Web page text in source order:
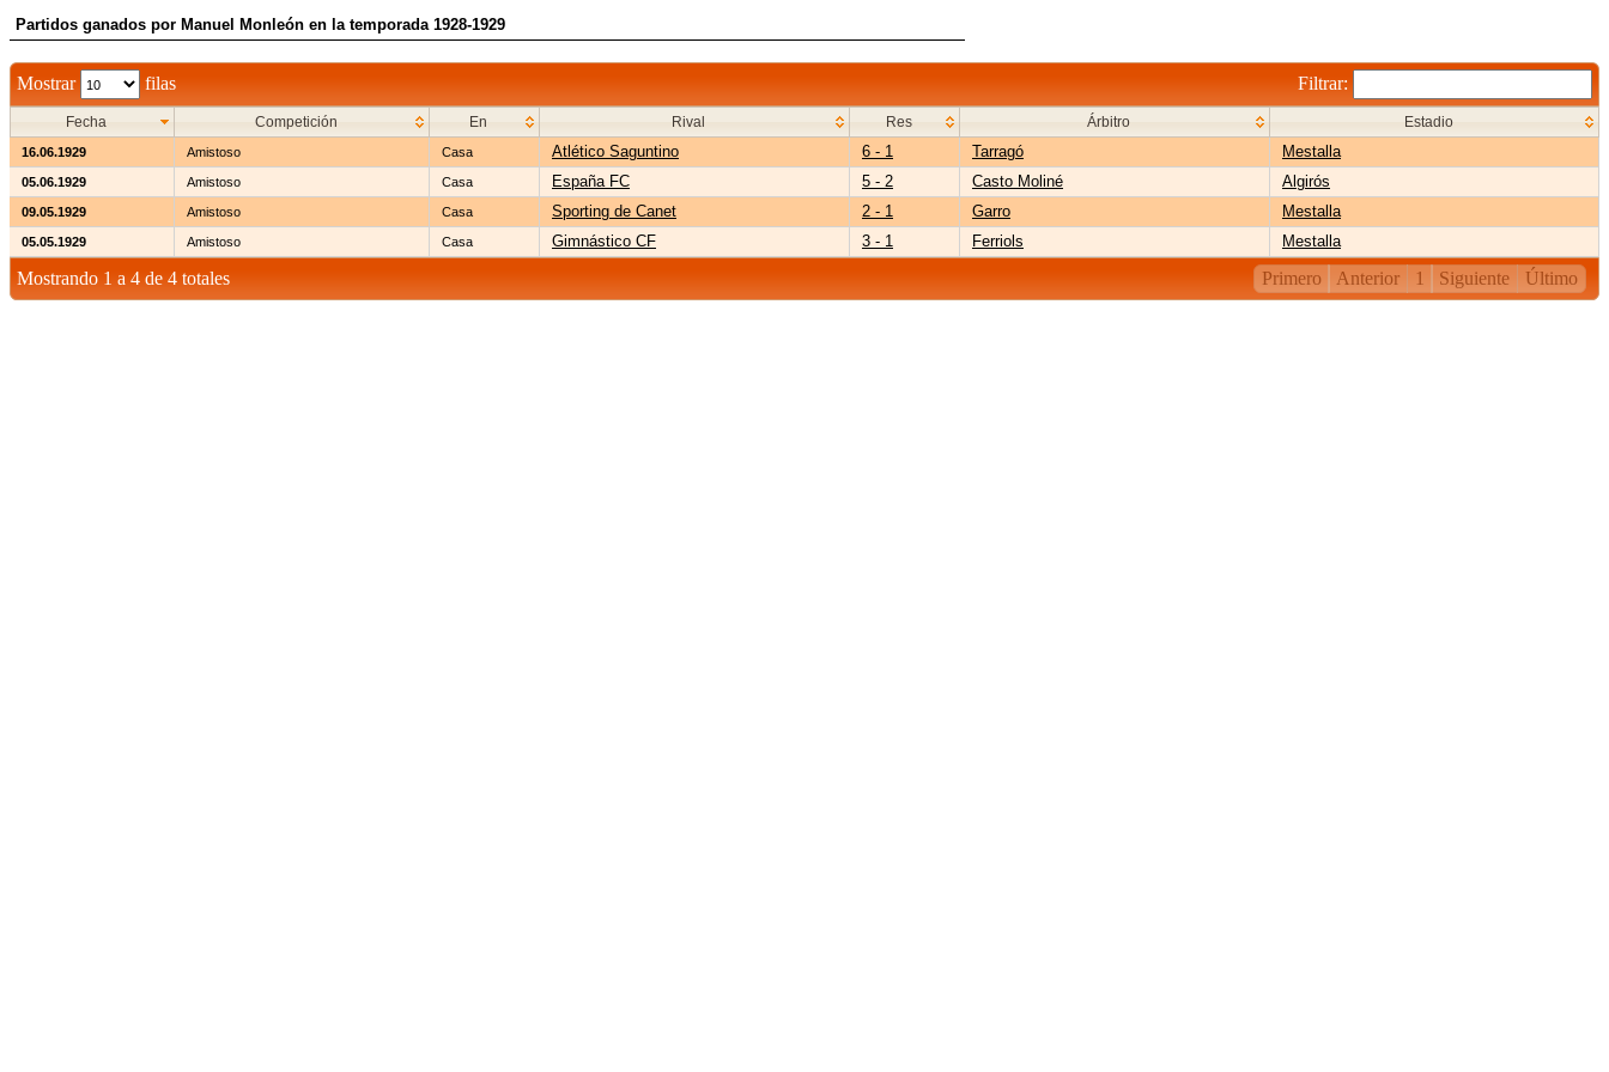
Partidos ganados por Manuel Monleón en la temporada 1928-1929
Mostrar filas Filtrar:
Fecha Competición En Rival Res Árbitro Estadio
16.06.1929 Amistoso Casa Atlético Saguntino 6 - 1 Tarragó Mestalla
05.06.1929 Amistoso Casa España FC 5 - 2 Casto Moliné Algirós
09.05.1929 Amistoso Casa Sporting de Canet 2 - 1 Garro Mestalla
05.05.1929 Amistoso Casa Gimnástico CF 3 - 1 Ferriols Mestalla
Mostrando 1 a 4 de 4 totales Primero Anterior 1 Siguiente Último